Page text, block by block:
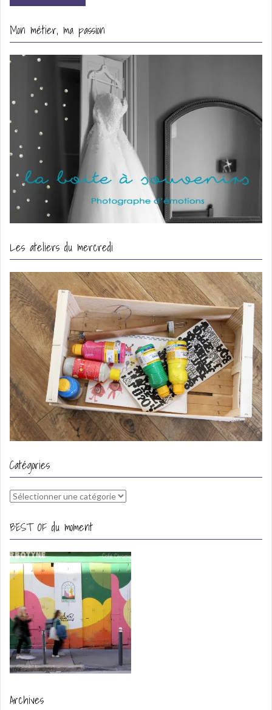
Mon métier, ma passion
Les ateliers du mercredi
Catégories
Catégories
BEST OF du moment
Archives